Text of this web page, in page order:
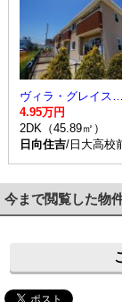
4.95万円
2DK（45.89㎡）
日向住吉/日大高
今まで閲覧した物